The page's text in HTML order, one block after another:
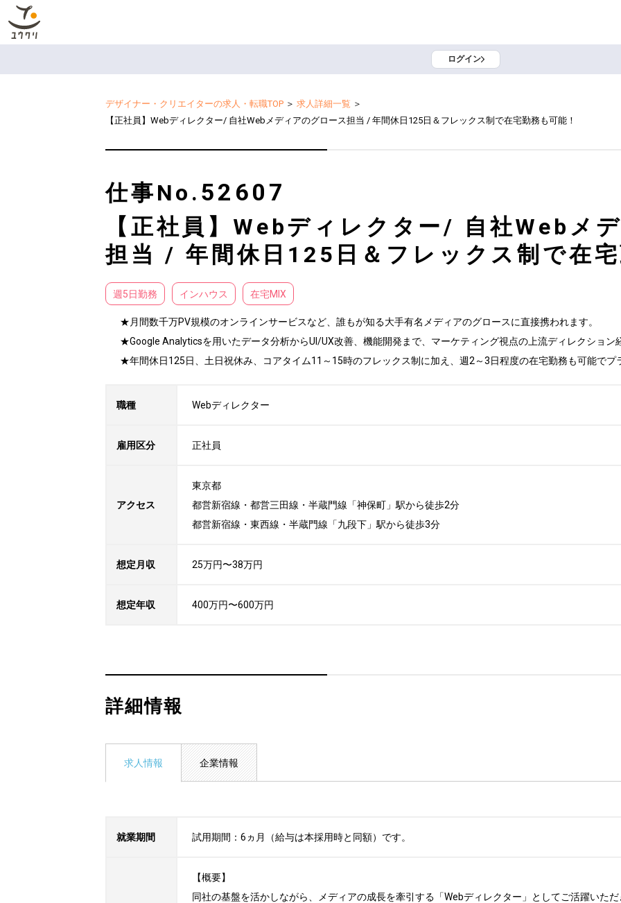
ログイン
デザイナー・クリエイターの求人・転職TOP ＞ 求人詳細一覧 ＞
【正社員】Webディレクター/ 自社Webメディアのグロース担当 / 年間休日125日＆フレックス制で在宅勤務も可能！
仕事No. 52607
【正社員】Webディレクター/ 自社Webメ
担当 / 年間休日125日＆フレックス制で在
週5日勤務 インハウス 在宅MIX
★月間数千万PV規模のオンラインサービスなど、誰もが知る大手有名メディアのグロースに直接携われます。
★Google Analyticsを用いたデータ分析からUI/UX改善、機能開発まで、マーケティング視点の上流ディレクション
★年間休日125日、土日祝休み、コアタイム11～15時のフレックス制に加え、週2～3日程度の在宅勤務も可能でプ
職種 Webディレクター
雇用区分 正社員
アクセス
東京都
都営新宿線・都営三田線・半蔵門線「神保町」駅から徒歩2分
都営新宿線・東西線・半蔵門線「九段下」駅から徒歩3分
想定月収 25万円〜38万円
想定年収 400万円〜600万円
詳細情報
求人情報 企業情報
就業期間 試用期間：6ヵ月（給与は本採用時と同額）です。
【概要】
同社の基盤を活かしながら、メディアの成長を牽引する「Webディレクター」としてご活躍いた